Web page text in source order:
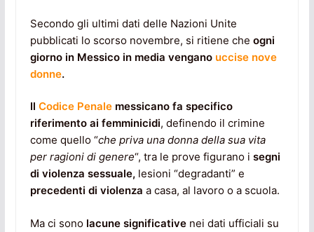
Secondo gli ultimi dati delle Nazioni Unite
pubblicati lo scorso novembre, si ritiene che ogni
giorno in Messico in media vengano uccise nove
donne.
Il Codice Penalemessicano fa specifico
riferimento ai femminicidi, definendo il crimine
come quello “che priva una donna della sua vita
per ragioni di genere“, tra le prove figurano i segni
di violenza sessuale,lesioni “degradanti” e
precedenti di violenza a casa, al lavoro o a scuola.
Ma ci sonolacune significativenei dati ufficiali su